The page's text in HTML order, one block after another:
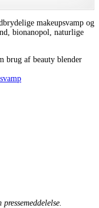
makeupsvamp og
bionanopol, naturlige
brug af beauty blender